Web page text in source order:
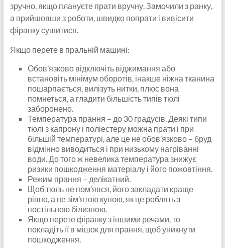
зручно, якщо плануєте прати вручну. Замочили з ранку,
а прийшовши з роботи, швидко попрати і вивісити
фіранку сушитися.
Якщо перете в пральній машині:
Обов’язково відключіть віджимання або
встановіть мінімум оборотів, інакше ніжна тканина
пошарпається, вилізуть нитки, плюс вона
помнеться, а гладити більшість типів тюлі
заборонено.
Температура прання – до 30 градусів. Деякі типи
тюлі з капрону і поліестеру можна прати і при
більшій температурі, але це не обов’язково – бруд
відмінно виводиться і при низькому нагріванні
води. До того ж невелика температура знижує
ризики пошкодження матеріалу і його пожовтіння.
Режим прання – делікатний.
Щоб тюль не пом’явся, його закладати краще
рівно, а не зім’ятою купою, як це роблять з
постільною білизною.
Якщо перете фіранку з іншими речами, то
покладіть її в мішок для прання, щоб уникнути
пошкодження.